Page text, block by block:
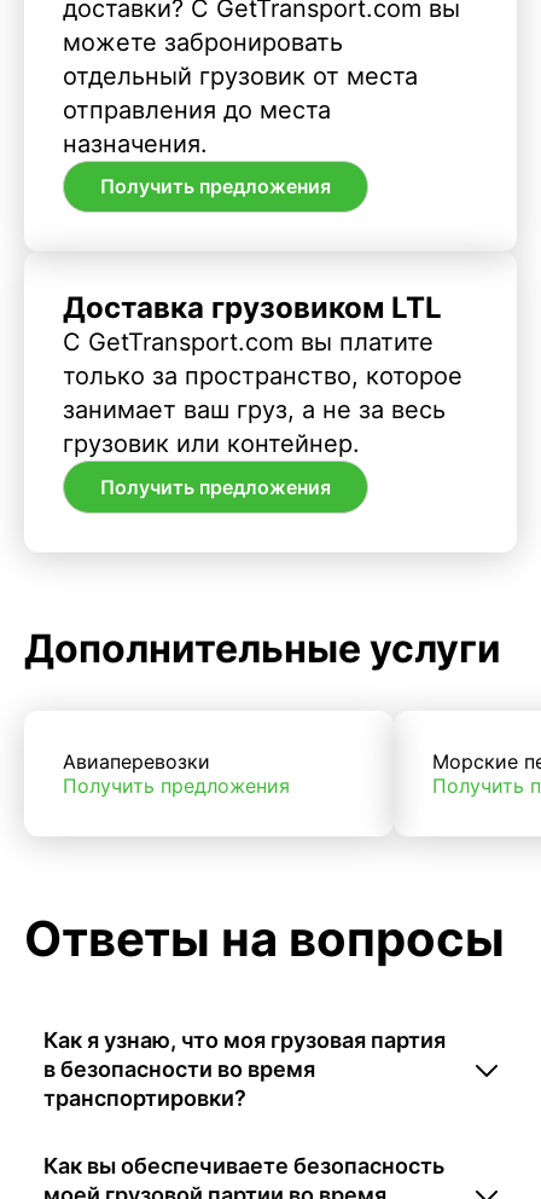
доставки? С GetTransport.com вы
можете забронировать
отдельный грузовик от места
отправления до места
назначения.
Получить предложения
Доставка грузовиком LTL
С GetTransport.com вы платите
только за пространство, которое
занимает ваш груз, а не за весь
грузовик или контейнер.
Получить предложения
Дополнительные услуги
Авиаперевозки
Получить предложения
Морские
Получить
Ответы на вопросы
Как я узнаю, что моя грузовая партия
в безопасности во время
транспортировки?
Как вы обеспечиваете безопасность